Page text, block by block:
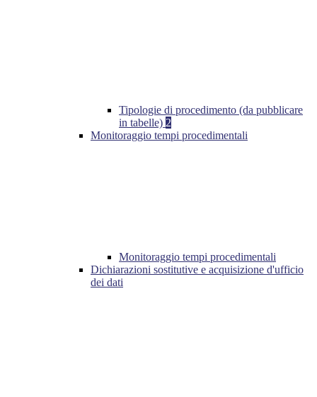
Tipologie di procedimento (da pubblicare
in tabelle) 2
Monitoraggio tempi procedimentali
Monitoraggio tempi procedimentali
Dichiarazioni sostitutive e acquisizione d'ufficio
dei dati